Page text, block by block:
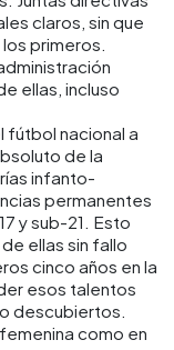
claros, sin que
primeros.
ellas, incluso
fútbol nacional a
de la
infanto-
permanentes
y sub-21. Esto
ellas sin fallo
cinco años en la
esos talentos
descubiertos.
como en